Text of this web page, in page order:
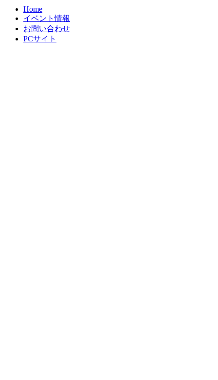
Home
イベント情報
お問い合わせ
PCサイト